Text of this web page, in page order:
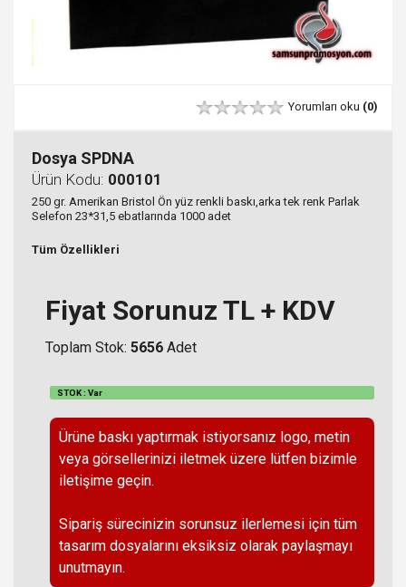
Yorumları oku (0)
Dosya SPDNA
Ürün Kodu: 000101
250 gr. Amerikan Bristol Ön yüz renkli baskı,arka tek renk Parlak
Selefon 23*31,5 ebatlarında 1000 adet
Tüm Özellikleri
Fiyat Sorunuz TL + KDV
Toplam Stok: 5656 Adet
STOK : Var
Ürüne baskı yaptırmak istiyorsanız logo, metin
veya görsellerinizi iletmek üzere lütfen bizimle
iletişime geçin.
Sipariş sürecinizin sorunsuz ilerlemesi için tüm
tasarım dosyalarını eksiksiz olarak paylaşmayı
unutmayın.